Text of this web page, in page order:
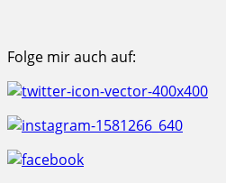
Folge mir auch auf: